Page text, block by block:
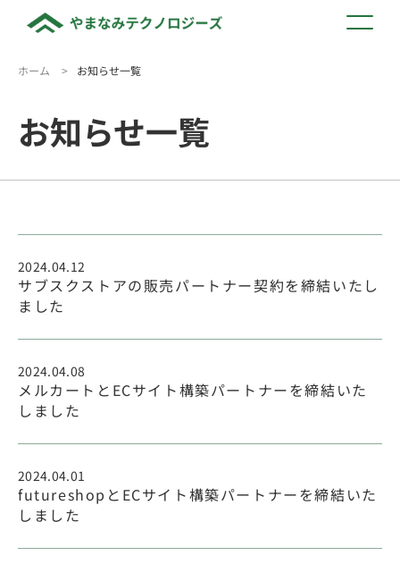
ホーム > お知らせ一覧
お知らせ一覧
2024.04.12
サブスクストアの販売パートナー契約を締結いたし
ました
2024.04.08
メルカートとECサイト構築パートナーを締結いた
しました
2024.04.01
futureshopとECサイト構築パートナーを締結いた
しました